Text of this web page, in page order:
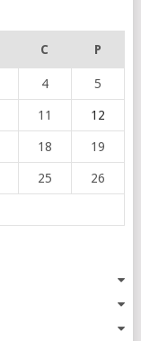
C P
4 5
11 12
18 19
25 26